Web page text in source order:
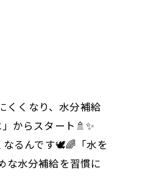
くくなり、水分補給
からスタート🚿✨
なるんです🕊️🌈「水を
な水分補給を習慣に